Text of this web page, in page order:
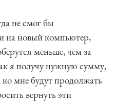
не смог бы
на новый компьютер,
меньше, чем за
я получу нужную сумму,
мне будут продолжать
вернуть эти